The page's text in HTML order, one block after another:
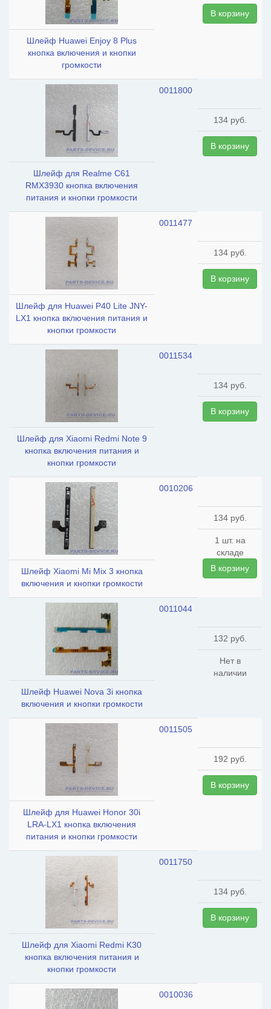
Шлейф Huawei Enjoy 8 Plus
кнопка включения и кнопки
громкости
В корзину
Шлейф для Realme C61
RMX3930 кнопка включения
питания и кнопки громкости
0011800
134 руб.
В корзину
Шлейф для Huawei P40 Lite JNY-
LX1 кнопка включения питания и
кнопки громкости
0011477
134 руб.
В корзину
Шлейф для Xiaomi Redmi Note 9
кнопка включения питания и
кнопки громкости
0011534
134 руб.
В корзину
Шлейф Xiaomi Mi Mix 3 кнопка
включения и кнопки громкости
0010206
134 руб.
1 шт. на
складе
В корзину
Шлейф Huawei Nova 3i кнопка
включения и кнопки громкости
0011044
132 руб.
Нет в
наличии
Шлейф для Huawei Honor 30i
LRA-LX1 кнопка включения
питания и кнопки громкости
0011505
192 руб.
В корзину
Шлейф для Xiaomi Redmi K30
кнопка включения питания и
кнопки громкости
0011750
134 руб.
В корзину
0010036